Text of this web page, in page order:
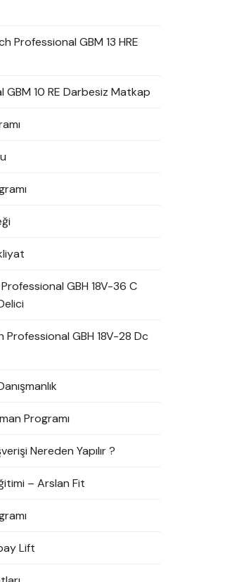
Professional GBM 13 HRE
GBM 10 RE Darbesiz Matkap
GBH 18V-36 C
Professional GBH 18V-28 Dc
Programı
Nereden Yapılır ?
– Arslan Fit
Lift